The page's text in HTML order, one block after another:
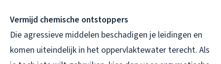
Vermijd chemische ontstoppers
Die agressieve middelen beschadigen je leidingen en
komen uiteindelijk in het oppervlaktewater terecht. Als